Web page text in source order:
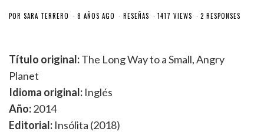
POR SARA TERRERO 8 AÑOS AGO RESEÑAS 1417 VIEWS 2 RESPONSES
Título original:The Long Way to a Small, Angry
Planet
Idioma original: Inglés
Año:2014
Editorial: Insólita (2018)